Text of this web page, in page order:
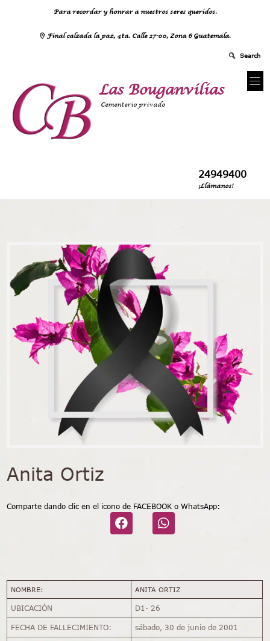
Para recordar y honrar a nuestros seres queridos.
Final calzada la paz, 4ta. Calle 27-00, Zona 6 Guatemala.
Las Bouganvilias
Cementerio privado
24949400
¡Llámanos!
Anita Ortiz
Comparte dando clic en el icono de FACEBOOK o WhatsApp:
NOMBRE: ANITA ORTIZ
UBICACIÓN D1- 26
FECHA DE FALLECIMIENTO: sábado, 30 de junio de 2001